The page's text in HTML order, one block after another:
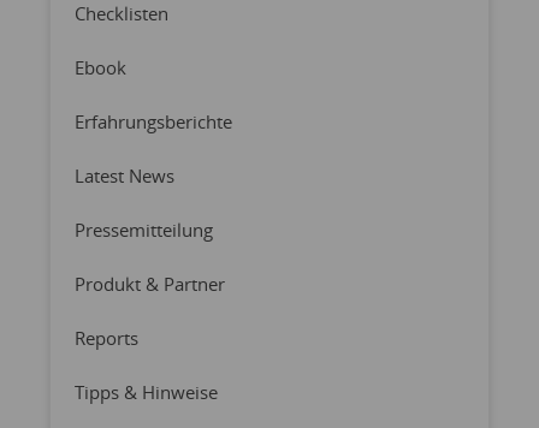
Checklisten
Ebook
Erfahrungsberichte
Latest News
Pressemitteilung
Produkt & Partner
Reports
Tipps & Hinweise